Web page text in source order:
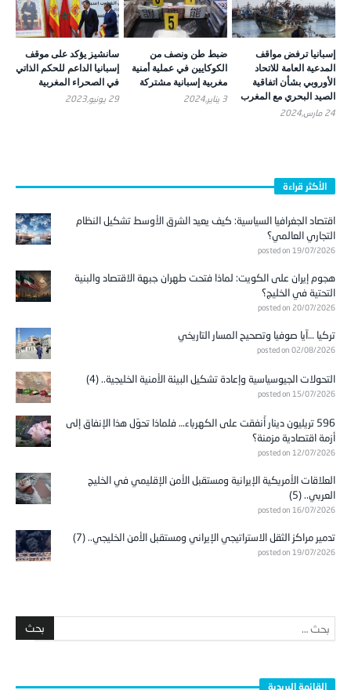
إسبانيا ترفض مواقف
المدعية العامة للاتحاد
الأوروبي بشأن اتفاقية
الصيد البحري مع المغرب
24 مارس,2024
ضبط طن ونصف من
الكوكايين في عملية أمنية
مغربية إسبانية مشتركة
3 يناير,2024
سانشيز يؤكد على موقف
إسبانيا الداعم للحكم الذاتي
في الصحراء المغربية
29 يونيو,2023
الأكثر قراءة
اقتصاد الجغرافيا السياسية: كيف يعيد الشرق الأوسط تشكيل النظام
التجاري العالمي؟
posted on 19/07/2026
هجوم إيران على الكويت: لماذا فتحت طهران جبهة الاقتصاد والبنية
التحتية في الخليج؟
posted on 20/07/2026
تركيا …آيا صوفيا وتصحيح المسار التاريخي
posted on 02/08/2026
التحولات الجيوسياسية وإعادة تشكيل البيئة الأمنية الخليجية.. (4)
posted on 15/07/2026
596 تريليون دينار أُنفقت على الكهرباء… فلماذا تحوّل هذا الإنفاق إلى
أزمة اقتصادية مزمنة؟
posted on 12/07/2026
العلاقات الأمريكية الإيرانية ومستقبل الأمن الإقليمي في الخليج
العربي.. (5)
posted on 16/07/2026
تدمير مراكز الثقل الاستراتيجي الإيراني ومستقبل الأمن الخليجي.. (7)
posted on 19/07/2026
القائمة البريدية